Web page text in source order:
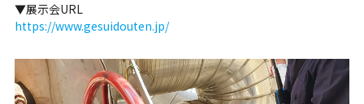
▼展示会URL
https://www.gesuidouten.jp/